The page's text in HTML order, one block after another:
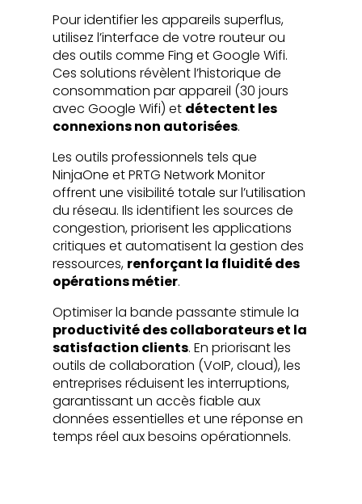
Pour identifier les appareils superflus,
utilisez l’interface de votre routeur ou
des outils comme Fing et Google Wifi.
Ces solutions révèlent l’historique de
consommation par appareil (30 jours
avec Google Wifi) et détectent les
connexions non autorisées.
Les outils professionnels tels que
NinjaOne et PRTG Network Monitor
offrent une visibilité totale sur l’utilisation
du réseau. Ils identifient les sources de
congestion, priorisent les applications
critiques et automatisent la gestion des
ressources, renforçant la fluidité des
opérations métier.
Optimiser la bande passante stimule la
productivité des collaborateurs et la
satisfaction clients. En priorisant les
outils de collaboration (VoIP, cloud), les
entreprises réduisent les interruptions,
garantissant un accès fiable aux
données essentielles et une réponse en
temps réel aux besoins opérationnels.